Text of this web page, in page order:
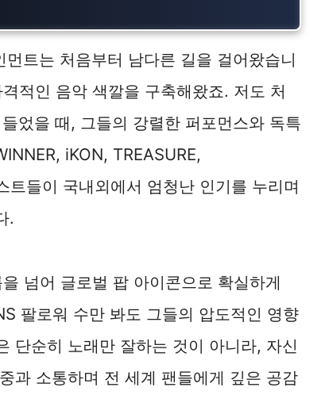
트는 처음부터 남다른 길을 걸어왔습니
적인 음악 색깔을 구축해왔죠. 저도 처
었을 때, 그들의 강렬한 퍼포먼스와 독특
iKON, TREASURE,
들이 국내외에서 엄청난 인기를 누리며
.
넘어 글로벌 팝 아이콘으로 확실하게
팔로워 수만 봐도 그들의 압도적인 영향
단순히 노래만 잘하는 것이 아니라, 자신
과 소통하며 전 세계 팬들에게 깊은 공감